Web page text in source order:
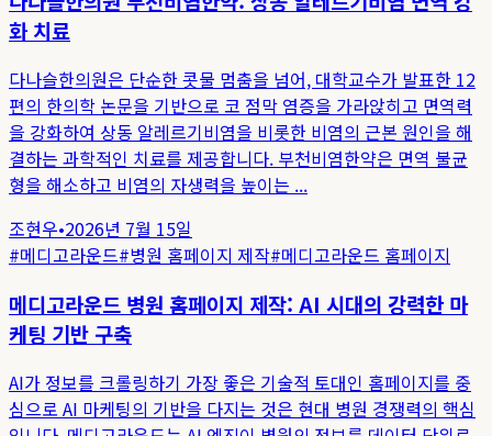
화 치료
다나슬한의원은 단순한 콧물 멈춤을 넘어, 대학교수가 발표한 12
편의 한의학 논문을 기반으로 코 점막 염증을 가라앉히고 면역력
을 강화하여 상동 알레르기비염을 비롯한 비염의 근본 원인을 해
결하는 과학적인 치료를 제공합니다. 부천비염한약은 면역 불균
형을 해소하고 비염의 자생력을 높이는 ...
조현우•2026년 7월 15일
#메디고라운드#병원 홈페이지 제작#메디고라운드 홈페이지
메디고라운드 병원 홈페이지 제작: AI 시대의 강력한 마
케팅 기반 구축
AI가 정보를 크롤링하기 가장 좋은 기술적 토대인 홈페이지를 중
심으로 AI 마케팅의 기반을 다지는 것은 현대 병원 경쟁력의 핵심